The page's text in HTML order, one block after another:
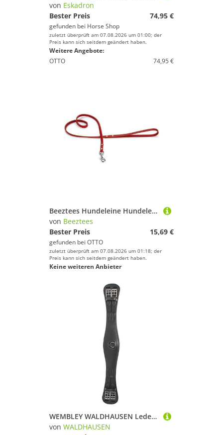
von Eskadron
Bester Preis
74,95 €
gefunden bei Horse Shop
zuletzt überprüft am 07.08.2026 um 01:00; der
Preis kann sich seitdem geändert haben.
Weitere Angebote:
OTTO
74,95 €
Beeztees Hundeleine Hundeleine Leder genietet rot
von Beeztees
Bester Preis
15,69 €
gefunden bei OTTO
zuletzt überprüft am 07.08.2026 um 01:18; der
Preis kann sich seitdem geändert haben.
Keine weiteren Anbieter
WEMBLEY WALDHAUSEN Lederkurzgurt- mit Elastik Länge 75 cm, schwarz
von WALDHAUSEN